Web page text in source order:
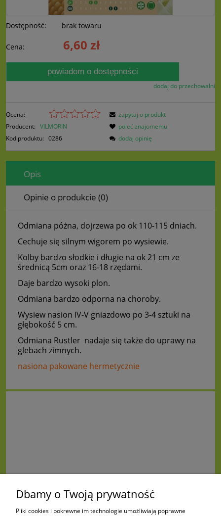
Dostępność: brak towaru
Cena: 6,60 zł
powiadom o dostępności
dodaj do przechowalni
Ocena:
Producent: VILMORIN
Kod produktu: 0286
zapytaj o produkt
poleć znajomemu
dodaj opinię
Opis
Opinie o produkcie (0)
Odmiana póżna, dojrzewa po ok 110-115 dniach.
Cechuje się silnym wigorem po wysiewie.
Kolby bardzo słodkie i długie na ok 21 cm ze
średnicą 5cm oraz 16-18 rzędami.
Daje bardzo wysoki plon.
Odmiana bardzo odporna na choroby.
Wysiew nasion IV-V gniazdowo po 3-4 sztuki na
głębokość 5 cm.
Odmiana Rustler nadaje się także do uprawy na
glebach zimnych.
nasiona pakowane hermetycznie
Dbamy o Twoją prywatność
Pliki cookies i pokrewne im technologie umożliwiają poprawne